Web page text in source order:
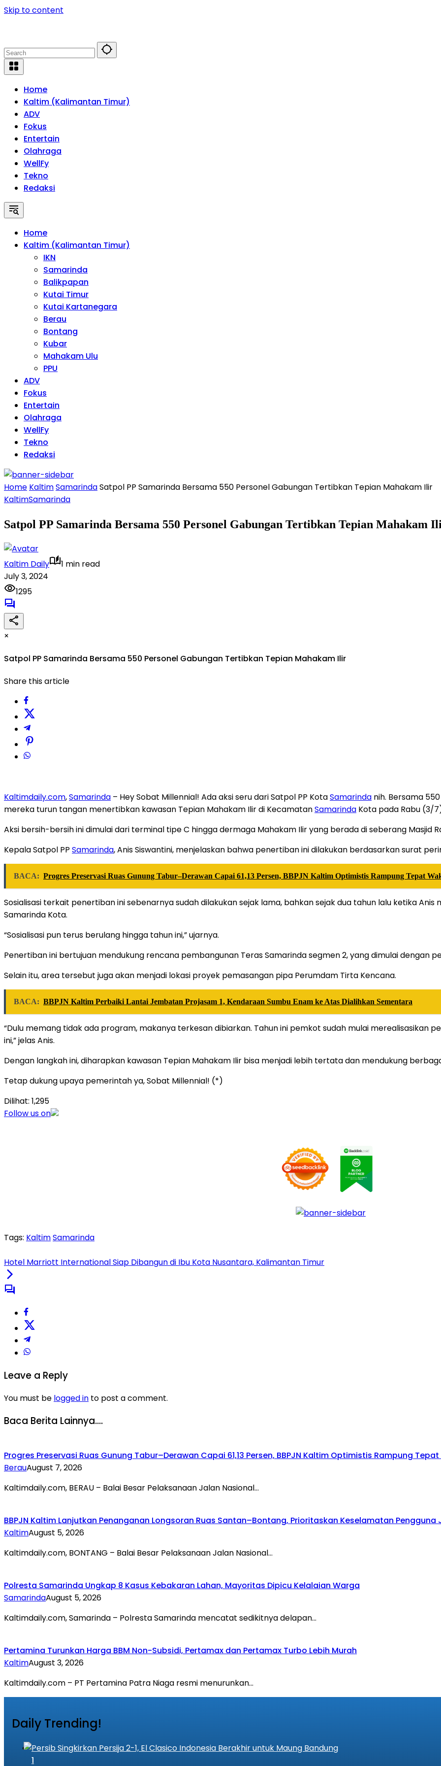
Skip to content
Home
Kaltim (Kalimantan Timur)
ADV
Fokus
Entertain
Olahraga
WellFy
Tekno
Redaksi
Home
Kaltim (Kalimantan Timur)
IKN
Samarinda
Balikpapan
Kutai Timur
Kutai Kartanegara
Berau
Bontang
Kubar
Mahakam Ulu
PPU
ADV
Fokus
Entertain
Olahraga
WellFy
Tekno
Redaksi
Home KaltimSamarindaSatpol PP Samarinda Bersama 550 Personel Gabungan Tertibkan Tepian Mahakam Ilir
KaltimSamarinda
Satpol PP Samarinda Bersama 550 Personel Gabungan Tertibkan Tepian Mahakam
Kaltim Daily
1 min read
July 3, 2024
1295
×
Satpol PP Samarinda Bersama 550 Personel Gabungan Tertibkan Tepian Mahakam Ilir
Share this article
Kaltimdaily.com,Samarinda – Hey Sobat Millennial! Ada aksi seru dari Satpol PP KotaSamarinda nih. Bersama
mereka turun tangan menertibkan kawasan Tepian Mahakam Ilir di KecamatanSamarinda Kota pada Rabu (3/
Aksi bersih-bersih ini dimulai dari terminal tipe C hingga dermaga Mahakam Ilir yang berada di seberang Masjid
Kepala Satpol PP Samarinda, Anis Siswantini, menjelaskan bahwa penertiban ini dilakukan berdasarkan surat
BACA: Progres Preservasi Ruas Gunung Tabur–Derawan Capai 61,13 Persen, BBPJN Kaltim Optimistis Rampung Tepat
Sosialisasi terkait penertiban ini sebenarnya sudah dilakukan sejak lama, bahkan sejak dua tahun lalu ketika
Samarinda Kota.
“Sosialisasi pun terus berulang hingga tahun ini,” ujarnya.
Penertiban ini bertujuan mendukung rencana pembangunan Teras Samarinda segmen 2, yang dimulai dengan
Selain itu, area tersebut juga akan menjadi lokasi proyek pemasangan pipa Perumdam Tirta Kencana.
BACA: BBPJN Kaltim Perbaiki Lantai Jembatan Projasam 1, Kendaraan Sumbu Enam ke Atas Dialihkan Sementara
“Dulu memang tidak ada program, makanya terkesan dibiarkan. Tahun ini pemkot sudah mulai merealisasikan
ini,” jelas Anis.
Dengan langkah ini, diharapkan kawasan Tepian Mahakam Ilir bisa menjadi lebih tertata dan mendukung
Tetap dukung upaya pemerintah ya, Sobat Millennial! (*)
Dilihat: 1,295
Follow us on
Tags: KaltimSamarinda
Hotel Marriott International Siap Dibangun di Ibu Kota Nusantara, Kalimantan Timur
Leave a Reply
You must be logged in to post a comment.
Baca Berita Lainnya....
Progres Preservasi Ruas Gunung Tabur–Derawan Capai 61,13 Persen, BBPJN Kaltim Optimistis Rampung
BerauAugust 7, 2026
Kaltimdaily.com, BERAU – Balai Besar Pelaksanaan Jalan Nasional…
BBPJN Kaltim Lanjutkan Penanganan Longsoran Ruas Santan–Bontang, Prioritaskan Keselamatan Pengguna
KaltimAugust 5, 2026
Kaltimdaily.com, BONTANG – Balai Besar Pelaksanaan Jalan Nasional…
Polresta Samarinda Ungkap 8 Kasus Kebakaran Lahan, Mayoritas Dipicu Kelalaian Warga
SamarindaAugust 5, 2026
Kaltimdaily.com, Samarinda – Polresta Samarinda mencatat sedikitnya delapan…
Pertamina Turunkan Harga BBM Non-Subsidi, Pertamax dan Pertamax Turbo Lebih Murah
KaltimAugust 3, 2026
Kaltimdaily.com – PT Pertamina Patra Niaga resmi menurunkan…
Daily Trending!
1